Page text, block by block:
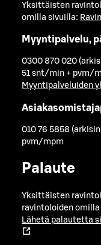
Yksittäisten
omilla sivuilla:
Myyntipalvelu,
0300 870 020
51 snt/min + pvm/
Myyntipalveluiden
010 76 5858
pvm/mpm
Palaute
Yksittäisten
ravintoloiden omilla
Lähetä palautetta